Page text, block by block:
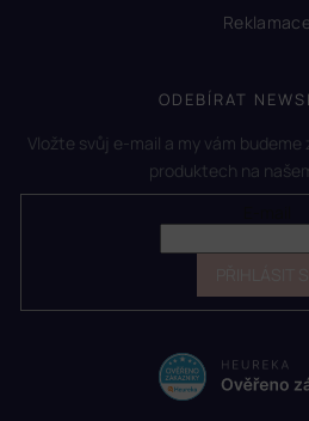
ODEBÍRAT
Vložte svůj e-mail a my vám
produktech na